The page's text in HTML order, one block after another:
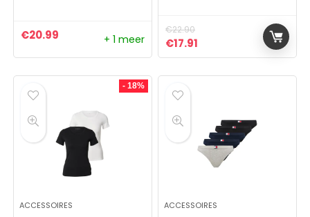
€20.99 + 1 meer
€22.90
Oorspronkelijke prijs was:
€17.91 Huidige prijs is:
- 18%
ACCESSOIRES ACCESSOIRES